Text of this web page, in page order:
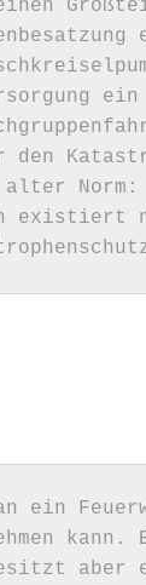
den
alter
existiert
ein
aber